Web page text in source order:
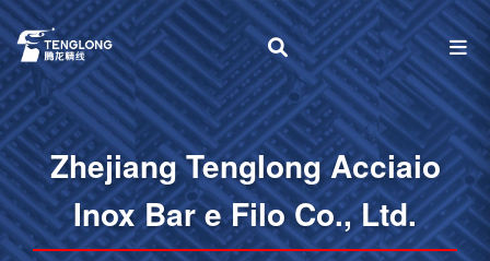
Zhejiang Tenglong Acciaio
Inox Bar e Filo Co., Ltd.